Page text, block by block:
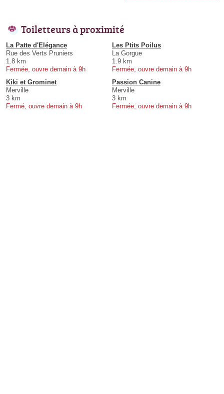
Toiletteurs à proximité
La Patte d'Elégance
Rue des Verts Pruniers
1.8 km
Fermée, ouvre demain à 9h
Les Ptits Poilus
La Gorgue
1.9 km
Fermée, ouvre demain à 9h
Kiki et Grominet
Merville
3 km
Fermé, ouvre demain à 9h
Passion Canine
Merville
3 km
Fermée, ouvre demain à 9h